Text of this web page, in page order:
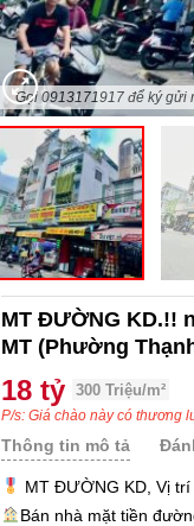
"Gọi 0913171917 để ký gửi
MT ĐƯỜNG KD.!!
MT (Phường
18 tỷ 300 Triệu/m²
P/s: Giá chào này có thương
Thông tin mô tả
MT ĐƯỜNG KD, Vị
Bán nhà mặt tiền